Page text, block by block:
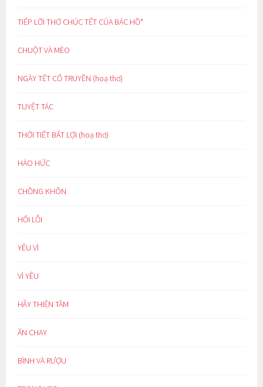
TIẾP LỜI THƠ CHÚC TẾT CỦA BÁC HỒ*
CHUỘT VÀ MÈO
NGÀY TẾT CỔ TRUYỀN (hoạ thơ)
TUYỆT TÁC
THỜI TIẾT BẤT LỢI (hoạ thơ)
HÁO HỨC
CHỒNG KHÔN
HỐI LỖI
YÊU VÌ
VÌ YÊU
HÃY THIỆN TÂM
ĂN CHAY
BÌNH VÀ RƯỢU